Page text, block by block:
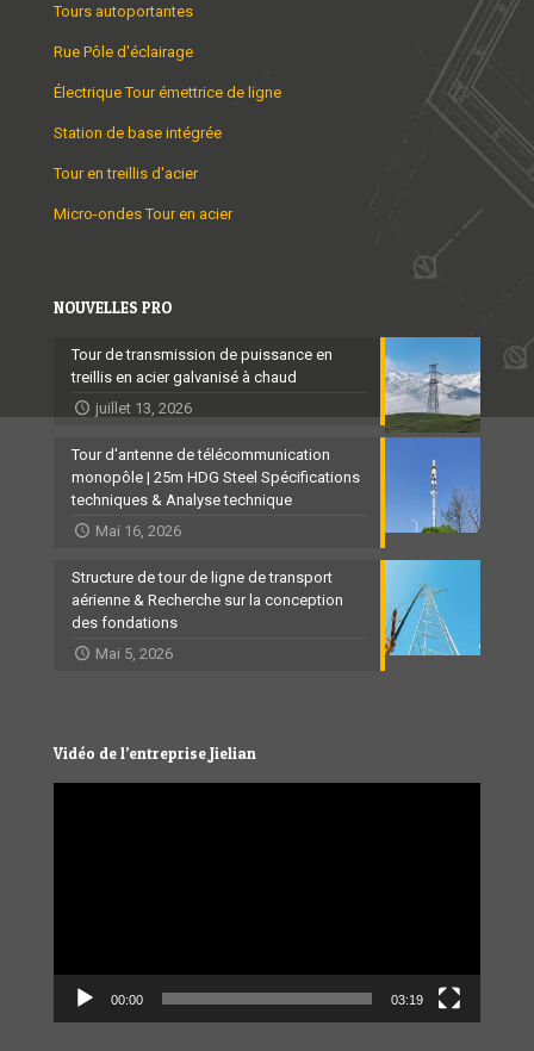
Tours autoportantes
Rue Pôle d'éclairage
Électrique Tour émettrice de ligne
Station de base intégrée
Tour en treillis d'acier
Micro-ondes Tour en acier
NOUVELLES PRO
Tour de transmission de puissance en
treillis en acier galvanisé à chaud
juillet 13, 2026
Tour d'antenne de télécommunication
monopôle | 25m HDG Steel Spécifications
techniques & Analyse technique
Mai 16, 2026
Structure de tour de ligne de transport
aérienne & Recherche sur la conception
des fondations
Mai 5, 2026
Vidéo de l’entreprise Jielian
00:00 03:19